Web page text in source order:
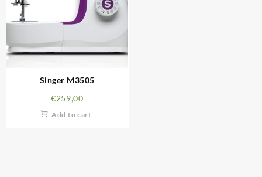
Singer M3505
€259,00
Add to cart